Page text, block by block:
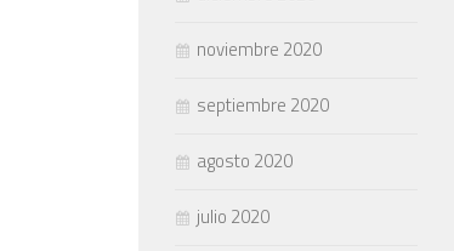
noviembre 2020
septiembre 2020
agosto 2020
julio 2020